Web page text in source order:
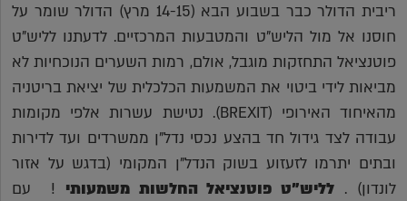
ריבית הדולר כבר בשבוע הבא (14-15 מרץ) הדולר שומר על
חוסנו אל מול הליש"ט והמטבעות המרכזיים. לדעתנו לליש"ט
פוטנציאל התחזקות מוגבל, אולם, רמות השערים הנוכחיות לא
מביאות לידי ביטוי את המשמעות הכלכלית של יציאת בריטניה
מהאיחוד האירופי (BREXIT). נטישת עשרות אלפי מקומות
עבודה לצד גידול חד בהצע נכסי נדל"ן ממשרדים ועד לדירות
ובתים יתרמו לזעזוע בשוק הנדל"ן המקומי (בדגש על אזור
לונדון) . לליש"ט פוטנציאל החלשות משמעותי ! עם